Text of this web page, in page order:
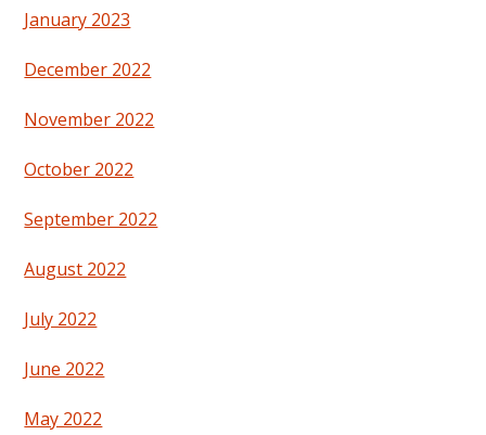
January 2023
December 2022
November 2022
October 2022
September 2022
August 2022
July 2022
June 2022
May 2022